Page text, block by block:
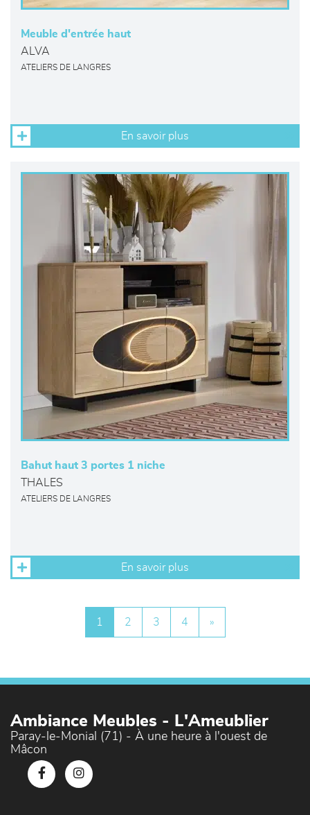
Meuble d'entrée haut
ALVA
ATELIERS DE LANGRES
En savoir plus
Bahut haut 3 portes 1 niche
THALES
ATELIERS DE LANGRES
En savoir plus
1 2 3 4 »
Ambiance Meubles - L'Ameublier
Paray-le-Monial (71) - À une heure à l'ouest de
Mâcon